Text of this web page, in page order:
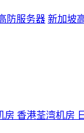
防服务器 新加坡
房 香港荃湾机房